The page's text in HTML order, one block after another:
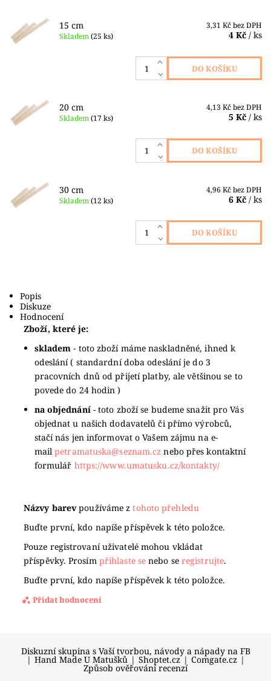
15 cm
Skladem(25 ks)
3,31 Kč bez DPH
4 Kč / ks
20 cm
Skladem(17 ks)
4,13 Kč bez DPH
5 Kč / ks
30 cm
Skladem(12 ks)
4,96 Kč bez DPH
6 Kč / ks
Popis
Diskuze
Hodnocení
Zboží, které je:
skladem - toto zboží máme naskladněné, ihned k
odeslání ( standardní doba odeslání je do 3
pracovních dnů od přijetí platby, ale většinou se to
povede do 24 hodin )
na objednání - toto zboží se budeme snažit pro Vás
objednat u našich dodavatelů či přímo výrobců,
stačí nás jen informovat o Vašem zájmu na e-
mail petramatuska@seznam.cz nebo přes kontaktní
formulář https://www.umatusku.cz/kontakty/
Názvy barev používáme ztohoto přehledu
Buďte první, kdo napíše příspěvek k této položce.
Pouze registrovaní uživatelé mohou vkládat
příspěvky. Prosím přihlaste se nebo se registrujte.
Buďte první, kdo napíše příspěvek k této položce.
Přidat hodnocení
Diskuzní skupina s Vaší tvorbou, návody a nápady na FB
| Hand Made U Matušků | Shoptet.cz | Comgate.cz |
Způsob ověřování recenzí